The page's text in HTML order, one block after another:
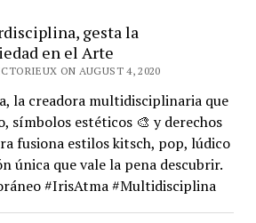
gesta la
en el Arte
ON AUGUST 4, 2020
la creadora multidisciplinaria que
símbolos estéticos 🎨 y derechos
fusiona estilos kitsch, pop, lúdico
única que vale la pena descubrir.
#IrisAtma #Multidisciplina